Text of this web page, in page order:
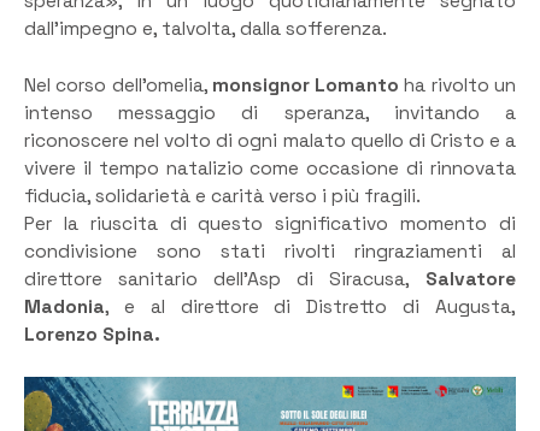
dall’impegno e, talvolta, dalla sofferenza.
Nel corso dell’omelia, monsignor Lomanto ha rivolto un
intenso messaggio di speranza, invitando a
riconoscere nel volto di ogni malato quello di Cristo e a
vivere il tempo natalizio come occasione di rinnovata
fiducia, solidarietà e carità verso i più fragili.
Per la riuscita di questo significativo momento di
condivisione sono stati rivolti ringraziamenti al
direttore sanitario dell’Asp di Siracusa, Salvatore
Madonia, e al direttore di Distretto di Augusta,
Lorenzo Spina.